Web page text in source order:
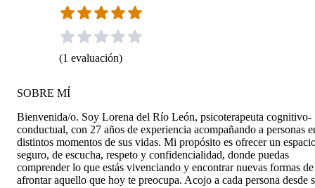
(1 evaluación)
SOBRE MÍ
Bienvenida/o. Soy Lorena del Río León, psicoterapeuta cognitivo-
conductual, con 27 años de experiencia acompañando a personas
distintos momentos de sus vidas. Mi propósito es ofrecer un
seguro, de escucha, respeto y confidencialidad, donde puedas
comprender lo que estás vivenciando y encontrar nuevas formas de
afrontar aquello que hoy te preocupa. Acojo a cada persona desde